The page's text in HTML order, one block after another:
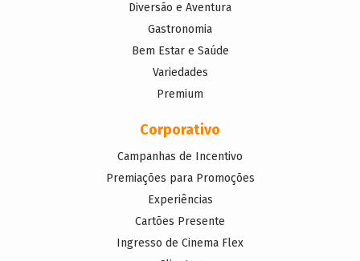
Diversão e Aventura
Gastronomia
Bem Estar e Saúde
Variedades
Premium
Corporativo
Campanhas de Incentivo
Premiações para Promoções
Experiências
Cartões Presente
Ingresso de Cinema Flex